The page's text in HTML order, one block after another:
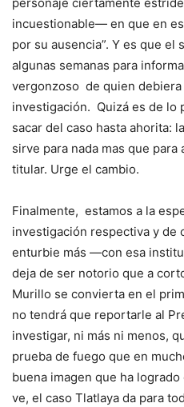
incuestionable— en que en
por su ausencia”. Y es que el
algunas semanas para
vergonzoso de quien
investigación. Quizá es de lo
sacar del caso hasta ahorita:
sirve para nada mas que
titular. Urge el cambio.
Finalmente, estamos a la
investigación respectiva y de
enturbie más —con esa
deja de ser notorio que a
Murillo se convierta en el
no tendrá que reportarle al
investigar, ni más ni menos,
prueba de fuego que en
buena imagen que ha
ve, el caso Tlatlaya da para